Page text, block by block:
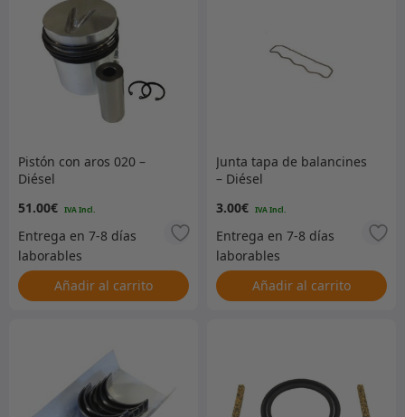
Pistón con aros 020 –
Diésel
51.00€
Añadir al carrito
Junta tapa de balancines
– Diésel
3.00€
Añadir al carrito